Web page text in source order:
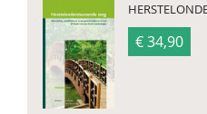
€ 34,90